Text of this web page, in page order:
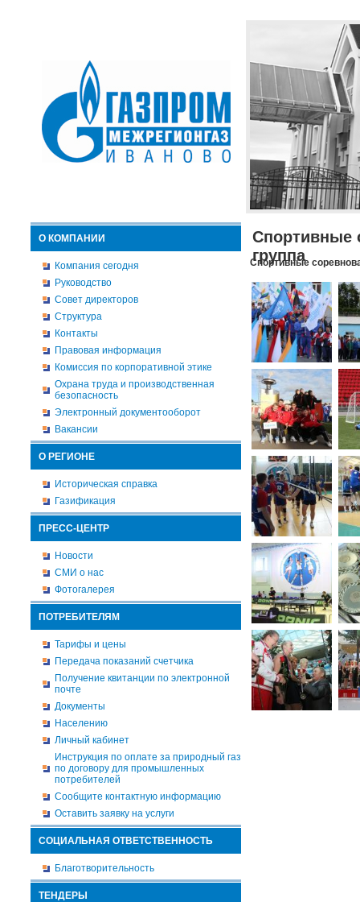
О КОМПАНИИ
Компания сегодня
Руководство
Совет директоров
Структура
Контакты
Правовая информация
Комиссия по корпоративной этике
Охрана труда и производственная
безопасность
Электронный документооборот
Вакансии
О РЕГИОНЕ
Историческая справка
Газификация
ПРЕСС-ЦЕНТР
Новости
СМИ о нас
Фотогалерея
ПОТРЕБИТЕЛЯМ
Тарифы и цены
Передача показаний счетчика
Получение квитанции по электронной
почте
Документы
Населению
Личный кабинет
Инструкция по оплате за природный газ
по договору для промышленных
потребителей
Сообщите контактную информацию
Оставить заявку на услуги
СОЦИАЛЬНАЯ ОТВЕТСТВЕННОСТЬ
Благотворительность
ТЕНДЕРЫ
Спортивные
группа
Спортивные